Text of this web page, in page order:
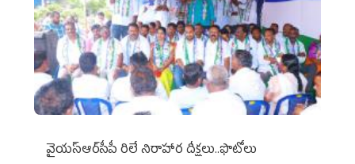
వైయ‌స్ఆర్‌సీపీ రిలే నిరాహార దీక్షలు..ఫొటోలు